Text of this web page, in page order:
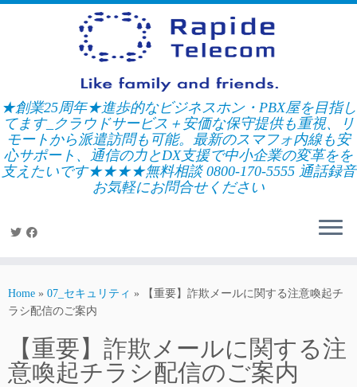
Skip
★創業25周年★進歩的なビジネスホン・PBX屋を目指し
てます_クラウドサービス＋安価な保守提供も重視、リ
モートから派遣訪問も可能。最新のスマフォ内線も安
心サポート、通信の力とDX支援で中小企業の変革をを
支えたいです★★★★無料相談 0800-170-5555 通話録音
お気軽にお問合せください
Home » 07_セキュリティ »
【重要】詐欺メールに関する注意喚起チ
ラシ配信のご案内
【重要】詐欺メールに関する注
意喚起チラシ配信のご案内